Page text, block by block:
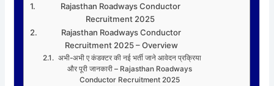
Rajasthan Roadways Conductor
Recruitment 2025
Rajasthan Roadways Conductor
Recruitment 2025 – Overview
अभी-अभी ए कंडक्टर की नई भर्ती जाने आवेदन प्रक्रिया
और पूरी जानकारी – Rajasthan Roadways
Conductor Recruitment 2025